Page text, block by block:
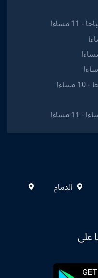
الدمام